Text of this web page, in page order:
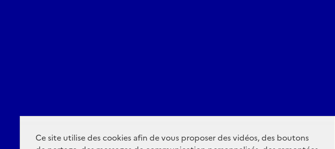
Ce site utilise des cookies afin de vous proposer des vidéos, des boutons